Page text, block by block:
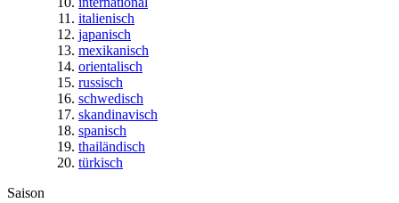
italienisch
japanisch
mexikanisch
orientalisch
russisch
schwedisch
skandinavisch
spanisch
thailändisch
türkisch
Saison